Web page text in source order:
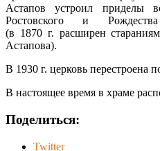
Астапов устроил приделы
Ростовского и
(в 1870 г. расширен
Астапова).
В 1930 г. церковь перестроена
В настоящее время в храме
Поделиться:
Twitter